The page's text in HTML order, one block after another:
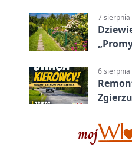
7 sierpnia
6 sierpnia